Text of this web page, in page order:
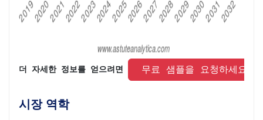
더 자세한 정보를 얻으려면 무료 샘플을 요청하세요
시장 역학